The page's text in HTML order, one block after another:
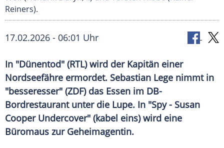
Reiners).
17.02.2026 - 06:01 Uhr
In "Dünentod" (RTL) wird der Kapitän einer
Nordseefähre ermordet. Sebastian Lege nimmt in
"besseresser" (ZDF) das Essen im DB-
Bordrestaurant unter die Lupe. In "Spy - Susan
Cooper Undercover" (kabel eins) wird eine
Büromaus zur Geheimagentin.